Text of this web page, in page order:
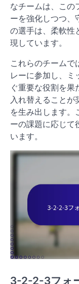
なチームは、この
ーを強化しつつ、
の選手は、柔軟性
現しています。
これらのチームで
レーに参加し、ミ
ぐ重要な役割を果
入れ替えることが
を生み出します。
ーの課題に応じて
います。
3-2-2-3フォ